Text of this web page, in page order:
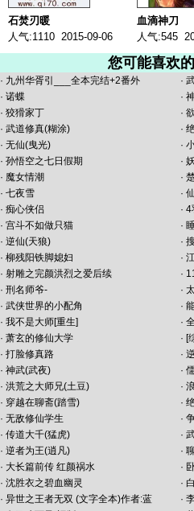
石焚刃暖
人气:1110 2015-09-06
血滴神刀
人气:545
您可能喜欢
· 九州华胥引___全本完结+2番外 ·
· 诺蝶 ·
· 狡猾家丁 ·
· 武道修真(糊涂) ·
· 无仙(曳光) ·
· 孙悟空之七日假期 ·
· 魔女情潮 ·
· 七夜雪 ·
· 痴心侠侣 · 4
· 宫斗不如做只猫 ·
· 逆仙(天狼) ·
· 柳残阳铁脚媳妇 ·
· 射雕之完颜洪烈之爱后续 ·
· 刑名师爷- ·
· 武侠世界的小配角 ·
· 我不是大师[重生] ·
· 萧玄的修仙大学 · [
· 打脸修真路 ·
· 神武(武夜) ·
· 洪荒之大师兄(土豆) ·
· 穿越在聊斋(踏雪) ·
· 无敌修仙学生 ·
· 传道大千(猛虎) ·
· 逆者为王(逍凡) ·
· 大长篇前传 红颜祸水 ·
· 沈胜衣之碧血幽灵 ·
· 异世之王者无双 (文字全本)作者:蓝 ·